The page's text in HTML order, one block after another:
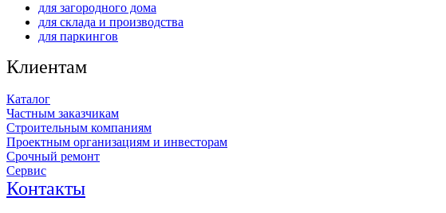
для загородного дома
для склада и производства
для паркингов
Клиентам
Каталог
Частным заказчикам
Строительным компаниям
Проектным организациям и инвесторам
Срочный ремонт
Сервис
Контакты